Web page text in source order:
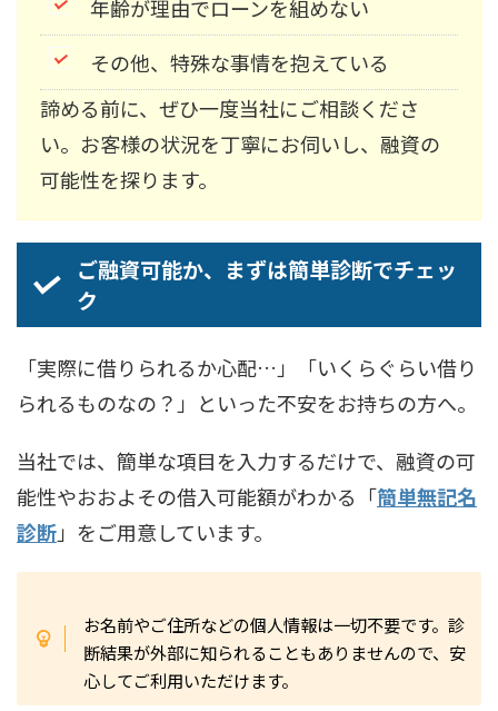
年齢が理由でローンを組めない
その他、特殊な事情を抱えている
諦める前に、ぜひ一度当社にご相談くださ
い。お客様の状況を丁寧にお伺いし、融資の
可能性を探ります。
ご融資可能か、まずは簡単診断でチェッ
ク
「実際に借りられるか心配…」「いくらぐらい借り
られるものなの？」といった不安をお持ちの方へ。
当社では、簡単な項目を入力するだけで、融資の可
能性やおおよその借入可能額がわかる「簡単無記名
診断」をご用意しています。
お名前やご住所などの個人情報は一切不要です。診
断結果が外部に知られることもありませんので、安
心してご利用いただけます。